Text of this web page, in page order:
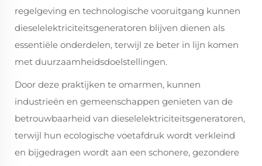
regelgeving en technologische vooruitgang kunnen
dieselelektriciteitsgeneratoren blijven dienen als
essentiële onderdelen, terwijl ze beter in lijn komen
met duurzaamheidsdoelstellingen.
Door deze praktijken te omarmen, kunnen
industrieën en gemeenschappen genieten van de
betrouwbaarheid van dieselelektriciteitsgeneratoren,
terwijl hun ecologische voetafdruk wordt verkleind
en bijgedragen wordt aan een schonere, gezondere